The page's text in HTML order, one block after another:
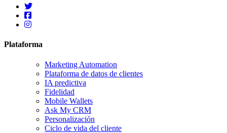
Plataforma
Marketing Automation
Plataforma de datos de clientes
IA predictiva
Fidelidad
Mobile Wallets
Ask My CRM
Personalización
Ciclo de vida del cliente